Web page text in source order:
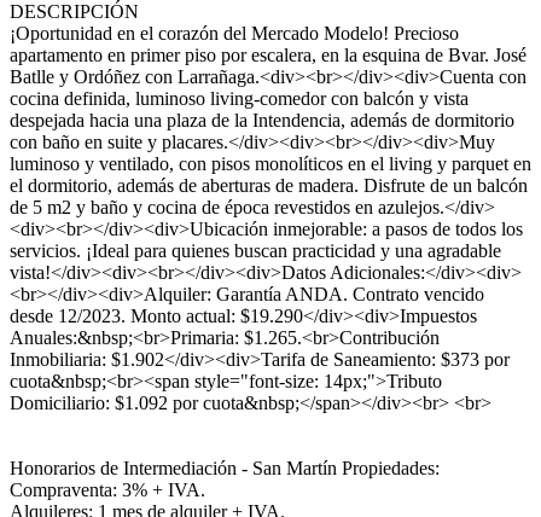
DESCRIPCIÓN
¡Oportunidad en el corazón del Mercado Modelo! Precioso
apartamento en primer piso por escalera, en la esquina de Bvar. José
Batlle y Ordóñez con Larrañaga.<div><br></div><div>Cuenta con
cocina definida, luminoso living-comedor con balcón y vista
despejada hacia una plaza de la Intendencia, además de dormitorio
con baño en suite y placares.</div><div><br></div><div>Muy
luminoso y ventilado, con pisos monolíticos en el living y parquet en
el dormitorio, además de aberturas de madera. Disfrute de un balcón
de 5 m2 y baño y cocina de época revestidos en azulejos.</div>
<div><br></div><div>Ubicación inmejorable: a pasos de todos los
servicios. ¡Ideal para quienes buscan practicidad y una agradable
vista!</div><div><br></div><div>Datos Adicionales:</div><div>
<br></div><div>Alquiler: Garantía ANDA. Contrato vencido
desde 12/2023. Monto actual: $19.290</div><div>Impuestos
Anuales:&nbsp;<br>Primaria: $1.265.<br>Contribución
Inmobiliaria: $1.902</div><div>Tarifa de Saneamiento: $373 por
cuota&nbsp;<br><span style="font-size: 14px;">Tributo
Domiciliario: $1.092 por cuota&nbsp;</span></div><br> <br>
Honorarios de Intermediación - San Martín Propiedades:
Compraventa: 3% + IVA.
Alquileres: 1 mes de alquiler + IVA.